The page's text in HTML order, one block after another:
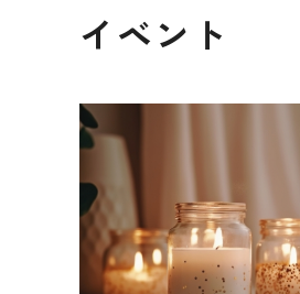
イベント